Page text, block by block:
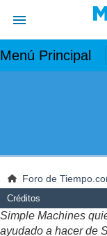
Menú Principal
Foro de
Créditos
Simple Machines
ayudado a hacer de